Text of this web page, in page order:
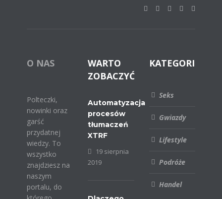
O NAS
Polteczki,
nowinki oraz
garść
przydatnej
wiedzy. To
wszystko
znajdziesz na
naszym
portalu, do
WARTO
ZOBACZYĆ
Automatyzacja
procesów
tłumaczeń
XTRF
19 sierpnia
2019
KATEGORIE
Seks
Gwiazdy
Lifestyle
Podróże
Handel